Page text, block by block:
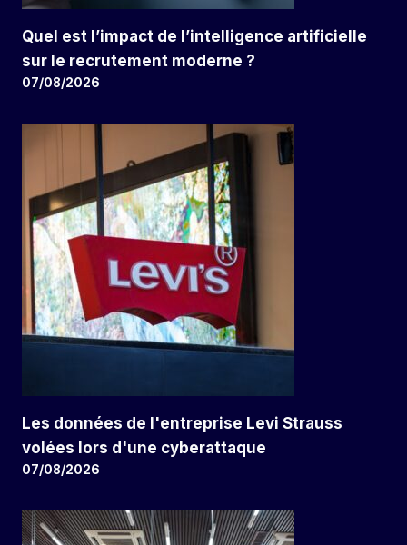
Quel est l’impact de l’intelligence artificielle
sur le recrutement moderne ?
07/08/2026
Les données de l'entreprise Levi Strauss
volées lors d'une cyberattaque
07/08/2026